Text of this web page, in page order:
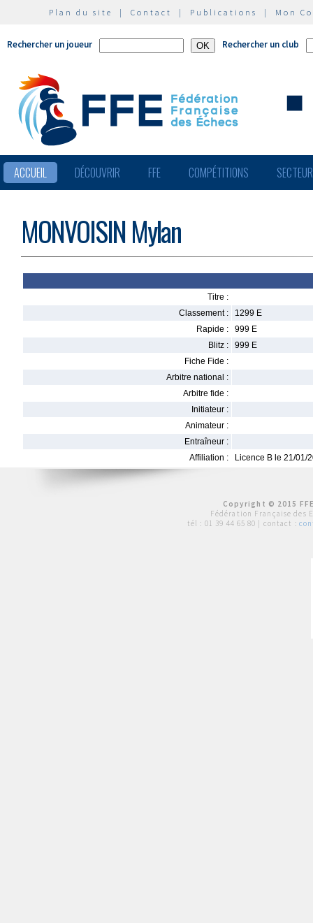
Plan du site | Contact | Publications | Mon
Rechercher un joueur Rechercher un club
ACCUEIL DÉCOUVRIR FFE COMPÉTITIONS
MONVOISIN Mylan
Titre :
Classement :
1299 E
Rapide :
999 E
Blitz :
999 E
Fiche Fide :
Arbitre national :
Arbitre fide :
Initiateur :
Animateur :
Entraîneur :
Affiliation :
Licence B le 21/01/
Copyright © 2015
Fédération Française des
tél : 01 39 44 65 80 | contact :